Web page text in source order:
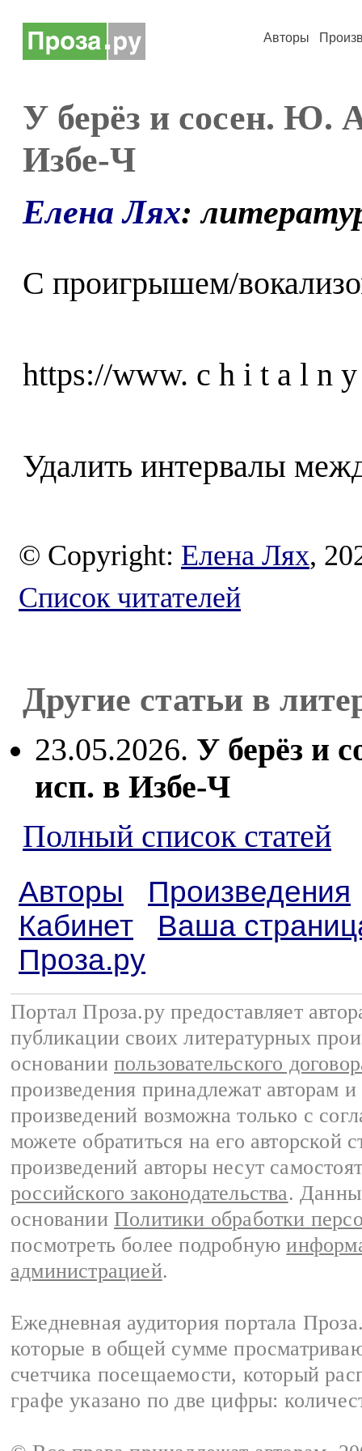
Авторы
У берёз и сосен. Ю.
Избе-Ч
Елена Лях:
С проигрышем/
https://www. c h i t a l n
Удалить интервалы
© Copyright: Елена Лях,
Список читателей
Другие статьи в
23.05.2026. У берёз и
исп. в Избе-Ч
Полный список статей
Авторы
Произведения
Кабинет
Ваша
Проза.ру
Портал Проза.ру предоставляет
публикации своих литературных
основании пользовательского
произведения принадлежат авторам
произведений возможна только с
можете обратиться на его авторской
произведений авторы несут
российского законодательства.
основании Политики обработки
посмотреть более подробную
администрацией.
Ежедневная аудитория портала
которые в общей сумме
счетчика посещаемости, который
графе указано по две цифры: